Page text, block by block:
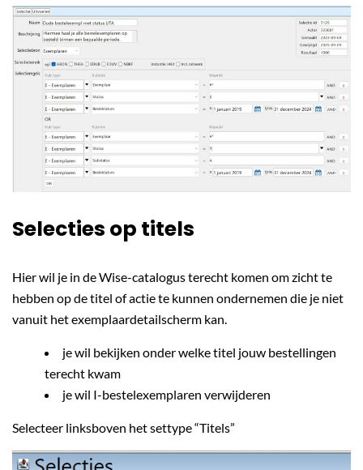
Selecties op titels
Hier wil je in de Wise-catalogus terecht komen om zicht te
hebben op de titel of actie te kunnen ondernemen die je niet
vanuit het exemplaardetailscherm kan.
je wil bekijken onder welke titel jouw bestellingen
terecht kwam
je wil I-bestelexemplaren verwijderen
Selecteer linksboven het settype “Titels”